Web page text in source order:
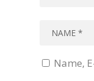
Name,